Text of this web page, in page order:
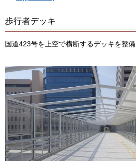
歩行者デッキ
国道423号を上空で横断するデッキを整備